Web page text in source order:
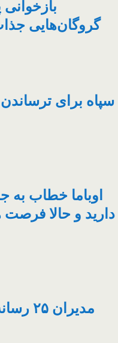
بازخوانی
گروگان‌هایی
سپاه برای
اوباما خطاب به
دارید و حالا